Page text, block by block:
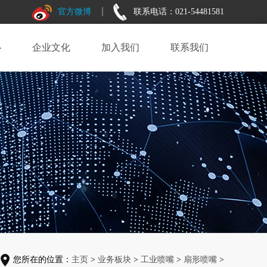
官方微博 联系电话：021-54481581
企业文化 加入我们 联系我们
您所在的位置： 主页 > 业务板块 > 工业喷嘴 > 扇形喷嘴 >